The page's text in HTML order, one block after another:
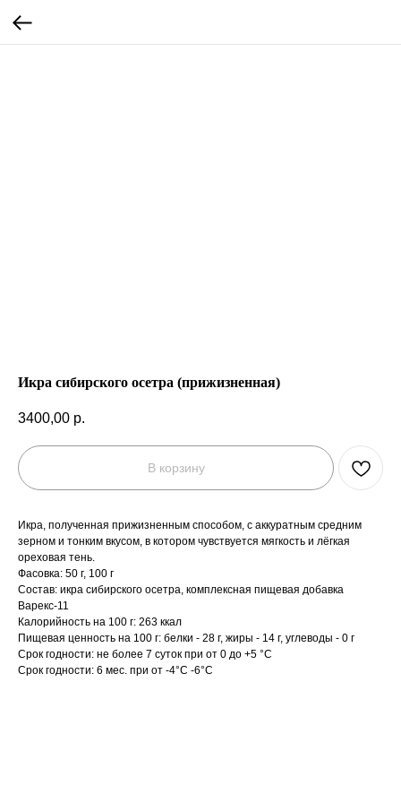
Икра сибирского осетра (прижизненная)
3400,00 р.
В корзину
Икра, полученная прижизненным способом, с аккуратным средним
зерном и тонким вкусом, в котором чувствуется мягкость и лёгкая
ореховая тень.
Фасовка: 50 г, 100 г
Состав: икра сибирского осетра, комплексная пищевая добавка
Варекс-11
Калорийность на 100 г: 263 ккал
Пищевая ценность на 100 г: белки - 28 г, жиры - 14 г, углеводы - 0 г
Срок годности: не более 7 суток при от 0 до +5 °C
Срок годности: 6 мес. при от -4°C -6°C